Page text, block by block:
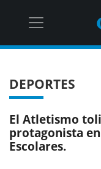
DEPORTES
El Atletismo
protagonista
Escolares.